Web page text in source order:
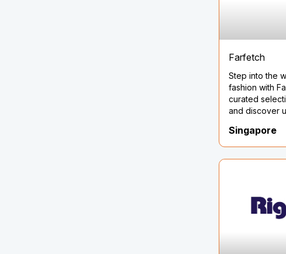
Farfetch
Step into the
fashion with
curated
and discover
finest fashion
wardrobe
Singapore